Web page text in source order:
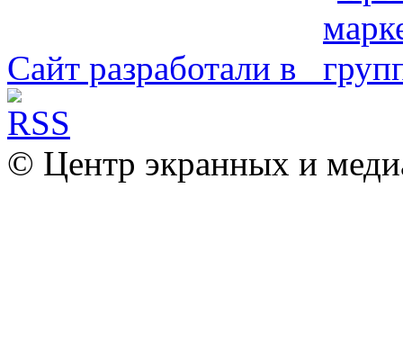
Сайт разработали в
© Центр экранных и